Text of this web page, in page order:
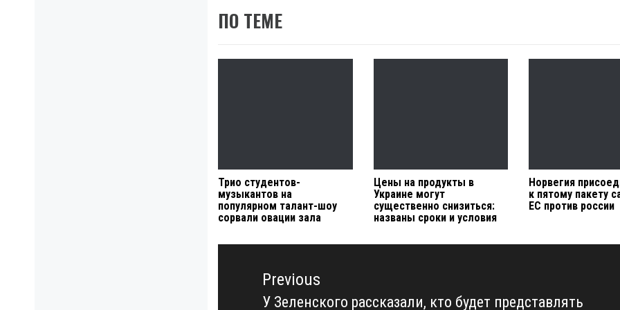
ПО ТЕМЕ
Трио студентов-
музыкантов на
популярном талант-шоу
сорвали овации зала
Цены на продукты в
Украине могут
существенно снизиться:
названы сроки и условия
Норвегия
к пятому пакету
ЕС против россии
Навигация
записямPrevious
Previous
У Зеленского рассказали, кто будет представлять